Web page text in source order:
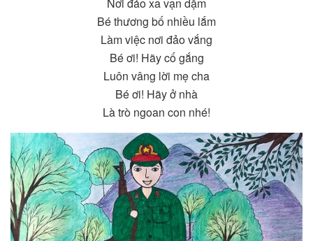
Bé thương bố nhiều lắm
Làm việc nơi đảo vắng
Bé ơi! Hãy cố gắng
Luôn vâng lời mẹ cha
Bé ơi! Hãy ở nhà
Là trò ngoan con nhé!